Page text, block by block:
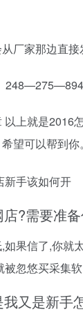
厂家那边直接
以上就是2016
望可以帮到你。
?需要准
如果信了,你就
忽悠买采集软
又是新手